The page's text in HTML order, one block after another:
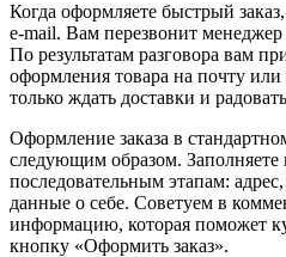
Когда оформляете быстрый
e-mail. Вам перезвонит менеджер
По результатам разговора вам
оформления товара на почту
только ждать доставки и
Оформление заказа в
следующим образом.
последовательным этапам:
данные о себе. Советуем в
информацию, которая поможет
кнопку «Оформить заказ».